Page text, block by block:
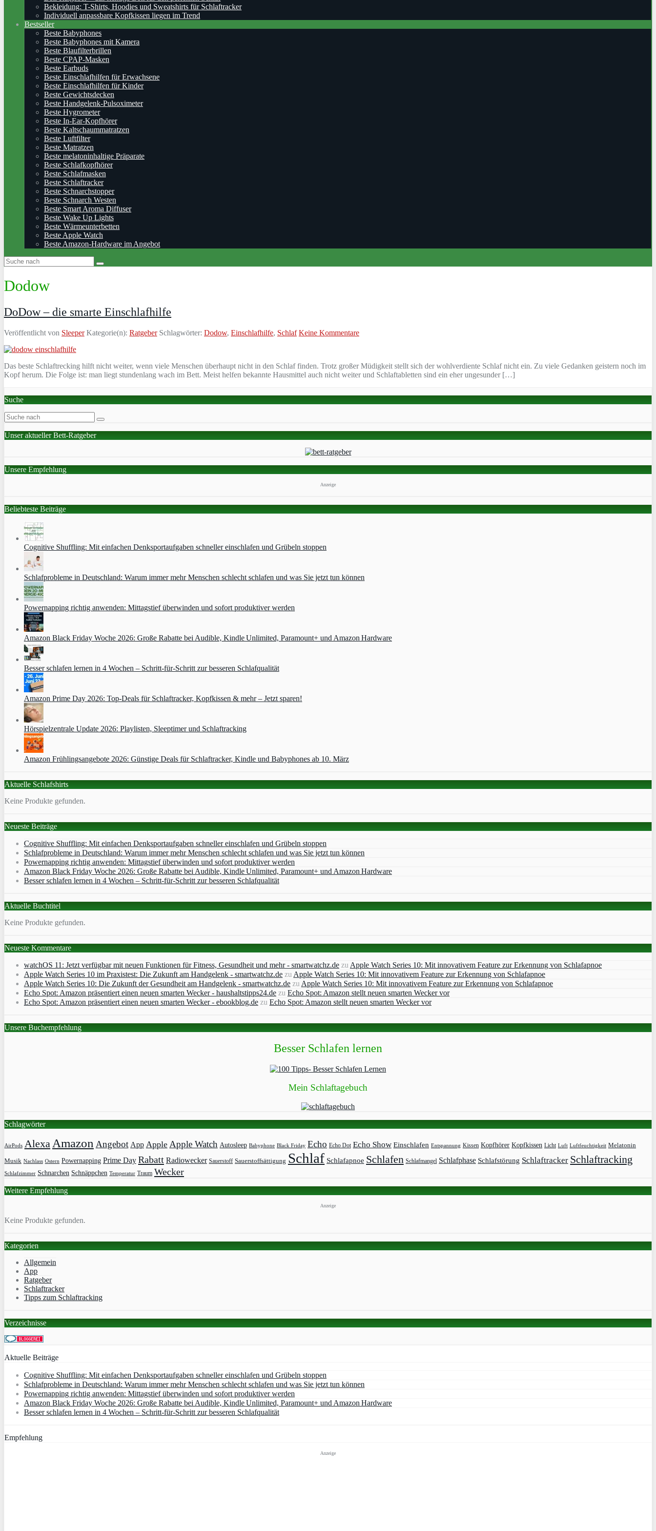
Bekleidung: T-Shirts, Hoodies und Sweatshirts für Schlaftracker
Individuell anpassbare Kopfkissen liegen im Trend
Bestseller
Beste Babyphones
Beste Babyphones mit Kamera
Beste Blaufilterbrillen
Beste CPAP-Masken
Beste Earbuds
Beste Einschlafhilfen für Erwachsene
Beste Einschlafhilfen für Kinder
Beste Gewichtsdecken
Beste Handgelenk-Pulsoximeter
Beste Hygrometer
Beste In-Ear-Kopfhörer
Beste Kaltschaummatratzen
Beste Luftfilter
Beste Matratzen
Beste melatoninhaltige Präparate
Beste Schlafkopfhörer
Beste Schlafmasken
Beste Schlaftracker
Beste Schnarchstopper
Beste Schnarch Westen
Beste Smart Aroma Diffuser
Beste Wake Up Lights
Beste Wärmeunterbetten
Beste Apple Watch
Beste Amazon-Hardware im Angebot
Dodow
DoDow – die smarte Einschlafhilfe
Veröffentlicht von Sleeper Kategorie(n): RatgeberSchlagwörter: Dodow, Einschlafhilfe, Schlaf Keine Kommentare
Das beste Schlaftrecking hilft nicht weiter, wenn viele Menschen überhaupt nicht in den Schlaf finden. Trotz großer Müdigkeit stellt sich der wohlverdiente Schlaf nicht ein. Zu viele Gedanken geistern noch im
Kopf herum. Die Folge ist: man liegt stundenlang wach im Bett. Meist helfen bekannte Hausmittel auch nicht weiter und Schlaftabletten sind ein eher ungesunder […]
Suche
Unser aktueller Bett-Ratgeber
Unsere Empfehlung
Anzeige
Beliebteste Beiträge
Cognitive Shuffling: Mit einfachen Denksportaufgaben schneller einschlafen und Grübeln stoppen
Schlafprobleme in Deutschland: Warum immer mehr Menschen schlecht schlafen und was Sie jetzt tun können
Powernapping richtig anwenden: Mittagstief überwinden und sofort produktiver werden
Amazon Black Friday Woche 2026: Große Rabatte bei Audible, Kindle Unlimited, Paramount+ und Amazon Hardware
Besser schlafen lernen in 4 Wochen – Schritt‑für‑Schritt zur besseren Schlafqualität
Amazon Prime Day 2026: Top-Deals für Schlaftracker, Kopfkissen & mehr – Jetzt sparen!
Hörspielzentrale Update 2026: Playlisten, Sleeptimer und Schlaftracking
Amazon Frühlingsangebote 2026: Günstige Deals für Schlaftracker, Kindle und Babyphones ab 10. März
Aktuelle Schlafshirts
Keine Produkte gefunden.
Neueste Beiträge
Cognitive Shuffling: Mit einfachen Denksportaufgaben schneller einschlafen und Grübeln stoppen
Schlafprobleme in Deutschland: Warum immer mehr Menschen schlecht schlafen und was Sie jetzt tun können
Powernapping richtig anwenden: Mittagstief überwinden und sofort produktiver werden
Amazon Black Friday Woche 2026: Große Rabatte bei Audible, Kindle Unlimited, Paramount+ und Amazon Hardware
Besser schlafen lernen in 4 Wochen – Schritt‑für‑Schritt zur besseren Schlafqualität
Aktuelle Buchtitel
Keine Produkte gefunden.
Neueste Kommentare
watchOS 11: Jetzt verfügbar mit neuen Funktionen für Fitness, Gesundheit und mehr - smartwatchz.de zu Apple Watch Series 10: Mit innovativem Feature zur Erkennung von Schlafapnoe
Apple Watch Series 10 im Praxistest: Die Zukunft am Handgelenk - smartwatchz.de zu Apple Watch Series 10: Mit innovativem Feature zur Erkennung von Schlafapnoe
Apple Watch Series 10: Die Zukunft der Gesundheit am Handgelenk - smartwatchz.de zu Apple Watch Series 10: Mit innovativem Feature zur Erkennung von Schlafapnoe
Echo Spot: Amazon präsentiert einen neuen smarten Wecker - haushaltstipps24.de zu Echo Spot: Amazon stellt neuen smarten Wecker vor
Echo Spot: Amazon präsentiert einen neuen smarten Wecker - ebookblog.de zu Echo Spot: Amazon stellt neuen smarten Wecker vor
Unsere Buchempfehlung
Besser Schlafen lernen
Mein Schlaftagebuch
Schlagwörter
AirPods Alexa Amazon Angebot App Apple Apple Watch Autosleep Babyphone Black Friday Echo Echo Dot Echo Show Einschlafen Entspannung Kissen Kopfhörer Kopfkissen Licht Luft Luftfeuchtigkeit Melatonin
Musik Nachlass Ostern Powernapping Prime Day Rabatt Radiowecker Sauerstoff Sauerstoffsättigung Schlaf Schlafapnoe Schlafen Schlafmangel Schlafphase Schlafstörung Schlaftracker Schlaftracking
Schlafzimmer Schnarchen Schnäppchen Temperatur Traum Wecker
Weitere Empfehlung
Anzeige
Keine Produkte gefunden.
Kategorien
Allgemein
App
Ratgeber
Schlaftracker
Tipps zum Schlaftracking
Verzeichnisse
Aktuelle Beiträge
Cognitive Shuffling: Mit einfachen Denksportaufgaben schneller einschlafen und Grübeln stoppen
Schlafprobleme in Deutschland: Warum immer mehr Menschen schlecht schlafen und was Sie jetzt tun können
Powernapping richtig anwenden: Mittagstief überwinden und sofort produktiver werden
Amazon Black Friday Woche 2026: Große Rabatte bei Audible, Kindle Unlimited, Paramount+ und Amazon Hardware
Besser schlafen lernen in 4 Wochen – Schritt‑für‑Schritt zur besseren Schlafqualität
Empfehlung
Anzeige